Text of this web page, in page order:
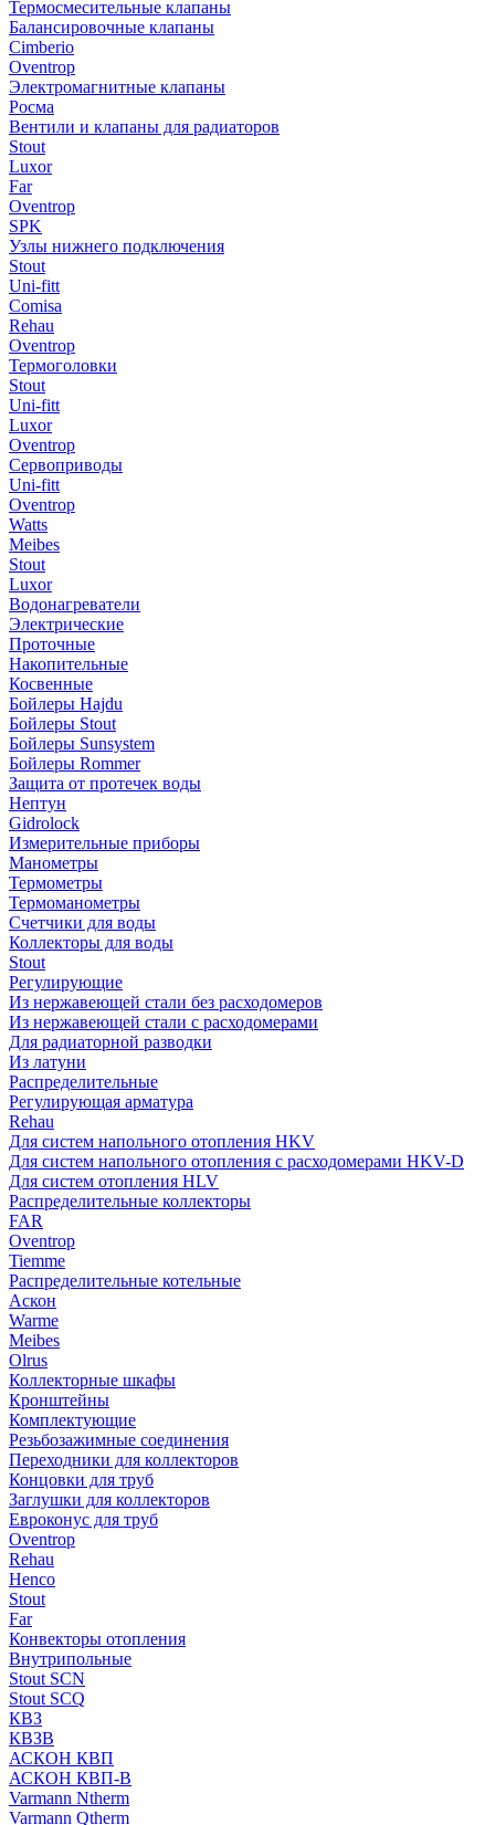
Термосмесительные клапаны
Балансировочные клапаны
Cimberio
Oventrop
Электромагнитные клапаны
Росма
Вентили и клапаны для радиаторов
Stout
Luxor
Far
Oventrop
SPK
Узлы нижнего подключения
Stout
Uni-fitt
Comisa
Rehau
Oventrop
Термоголовки
Stout
Uni-fitt
Luxor
Oventrop
Сервоприводы
Uni-fitt
Oventrop
Watts
Meibes
Stout
Luxor
Водонагреватели
Электрические
Проточные
Накопительные
Косвенные
Бойлеры Hajdu
Бойлеры Stout
Бойлеры Sunsystem
Бойлеры Rommer
Защита от протечек воды
Нептун
Gidrolock
Измерительные приборы
Манометры
Термометры
Термоманометры
Счетчики для воды
Коллекторы для воды
Stout
Регулирующие
Из нержавеющей стали без расходомеров
Из нержавеющей стали с расходомерами
Для радиаторной разводки
Из латуни
Распределительные
Регулирующая арматура
Rehau
Для систем напольного отопления HKV
Для систем напольного отопления с расходомерами HKV-D
Для систем отопления HLV
Распределительные коллекторы
FAR
Oventrop
Tiemme
Распределительные котельные
Аскон
Warme
Meibes
Olrus
Коллекторные шкафы
Кронштейны
Комплектующие
Резьбозажимные соединения
Переходники для коллекторов
Концовки для труб
Заглушки для коллекторов
Евроконус для труб
Oventrop
Rehau
Henco
Stout
Far
Конвекторы отопления
Внутрипольные
Stout SCN
Stout SCQ
КВЗ
КВЗВ
АСКОН КВП
АСКОН КВП-В
Varmann Ntherm
Varmann Qtherm